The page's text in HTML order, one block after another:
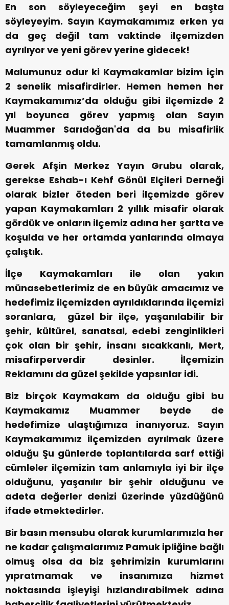
En son söyleyeceğim şeyi en başta
söyleyeyim. Sayın Kaymakamımız erken ya
da geç değil tam vaktinde ilçemizden
ayrılıyor ve yeni görev yerine gidecek!
Malumunuz odur ki Kaymakamlar bizim için
2 senelik misafirdirler. Hemen hemen her
Kaymakamımız’da olduğu gibi ilçemizde 2
yıl boyunca görev yapmış olan Sayın
Muammer Sarıdoğan'da da bu misafirlik
tamamlanmış oldu.
Gerek Afşin Merkez Yayın Grubu olarak,
gerekse Eshab-ı Kehf Gönül Elçileri Derneği
olarak bizler öteden beri ilçemizde görev
yapan Kaymakamları 2 yıllık misafir olarak
gördük ve onların ilçemiz adına her şartta ve
koşulda ve her ortamda yanlarında olmaya
çalıştık.
İlçe Kaymakamları ile olan yakın
münasebetlerimiz de en büyük amacımız ve
hedefimiz ilçemizden ayrıldıklarında ilçemizi
soranlara, güzel bir ilçe, yaşanılabilir bir
şehir, kültürel, sanatsal, edebi zenginlikleri
çok olan bir şehir, insanı sıcakkanlı, Mert,
misafirperverdir desinler. İlçemizin
Reklamını da güzel şekilde yapsınlar idi.
Biz birçok Kaymakam da olduğu gibi bu
Kaymakamız Muammer beyde de
hedefimize ulaştığımıza inanıyoruz. Sayın
Kaymakamımız ilçemizden ayrılmak üzere
olduğu Şu günlerde toplantılarda sarf ettiği
cümleler ilçemizin tam anlamıyla iyi bir ilçe
olduğunu, yaşanılır bir şehir olduğunu ve
adeta değerler denizi üzerinde yüzdüğünü
ifade etmektedirler.
Bir basın mensubu olarak kurumlarımızla her
ne kadar çalışmalarımız Pamuk ipliğine bağlı
olmuş olsa da biz şehrimizin kurumlarını
yıpratmamak ve insanımıza hizmet
noktasında işleyişi hızlandırabilmek adına